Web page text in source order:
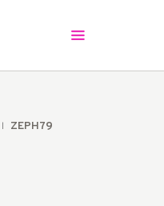
ZEPH79
BAGAGE